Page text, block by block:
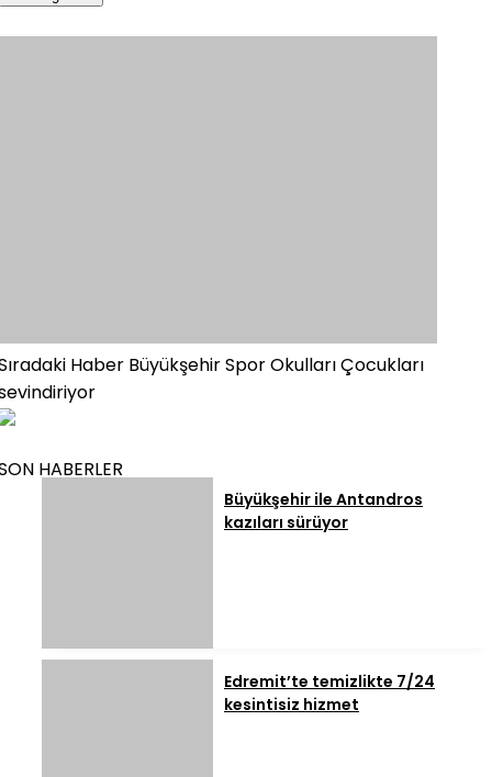
Haber Büyükşehir Spor Okulları Çocukları
HABERLER
Büyükşehir ile Antandros
kazıları sürüyor
Edremit’te temizlikte 7/24
kesintisiz hizmet